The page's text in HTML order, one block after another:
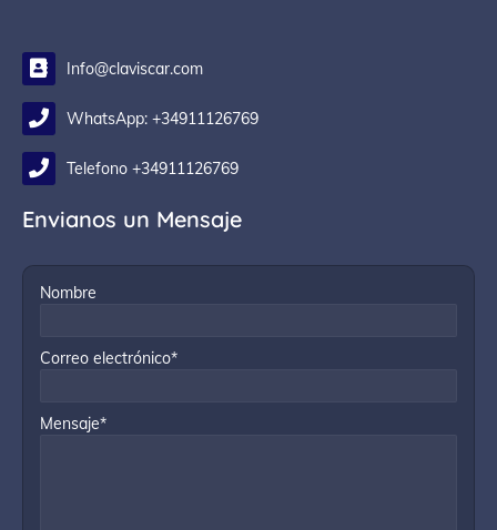
Info@claviscar.com
WhatsApp: +34911126769
Telefono +34911126769
Envianos un Mensaje
Nombre
Correo electrónico*
Mensaje*